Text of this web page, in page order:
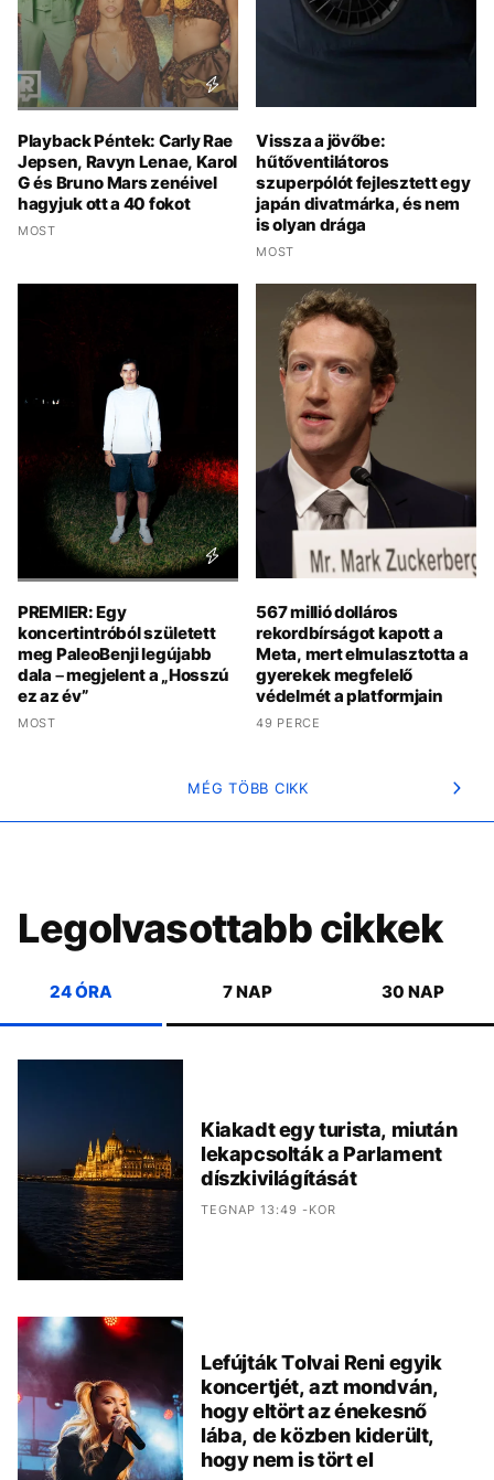
Playback Péntek: Carly Rae
Jepsen, Ravyn Lenae, Karol
G és Bruno Mars zenéivel
hagyjuk ott a 40 fokot
MOST
Vissza a jövőbe:
hűtőventilátoros
szuperpólót fejlesztett egy
japán divatmárka, és nem
is olyan drága
MOST
PREMIER: Egy
koncertintróból született
meg PaleoBenji legújabb
dala – megjelent a „Hosszú
ez az év”
MOST
567 millió dolláros
rekordbírságot kapott a
Meta, mert elmulasztotta a
gyerekek megfelelő
védelmét a platformjain
49 PERCE
MÉG TÖBB CIKK
Legolvasottabb cikkek
24 ÓRA 7 NAP 30 NAP
Kiakadt egy turista, miután
lekapcsolták a Parlament
díszkivilágítását
TEGNAP 13:49 -KOR
Lefújták Tolvai Reni egyik
koncertjét, azt mondván,
hogy eltört az énekesnő
lába, de közben kiderült,
hogy nem is tört el